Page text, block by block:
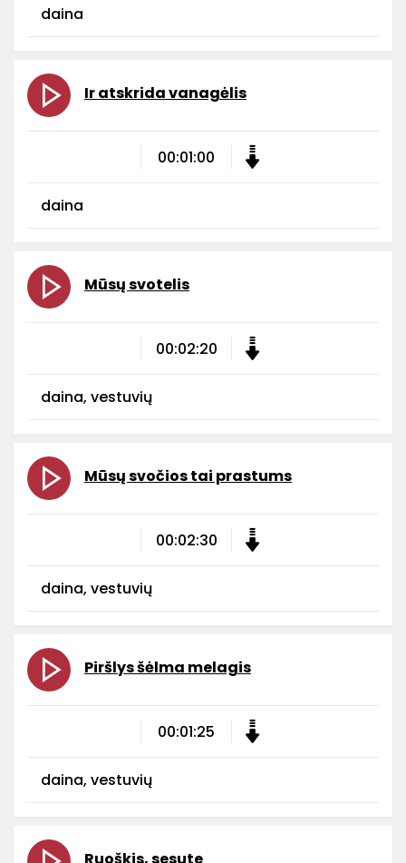
daina
Ir atskrida vanagėlis
00:01:00
daina
Mūsų svotelis
00:02:20
daina, vestuvių
Mūsų svočios tai prastums
00:02:30
daina, vestuvių
Piršlys šėlma melagis
00:01:25
daina, vestuvių
Ruoškis, sesute